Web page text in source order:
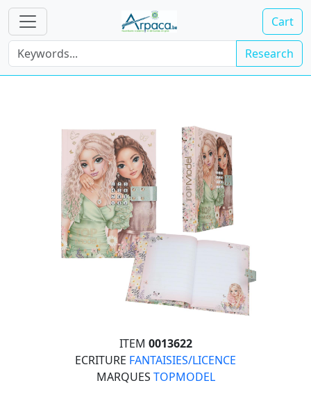
Cart
Research
ITEM 0013622
ECRITURE FANTAISIES/LICENCE
MARQUES TOPMODEL